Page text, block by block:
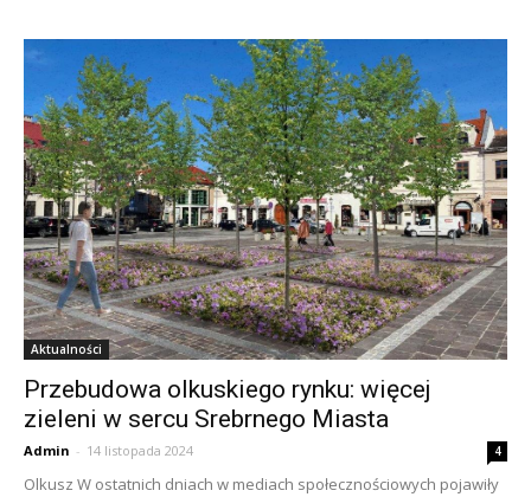
Aktualności
Przebudowa olkuskiego rynku: więcej
zieleni w sercu Srebrnego Miasta
Admin - 14 listopada 2024 4
Olkusz W ostatnich dniach w mediach społecznościowych pojawiły